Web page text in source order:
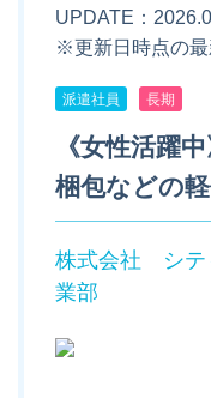
UPDATE：
※更新日時点の最
派遣社員 長期
《女性活躍
梱包などの
株式会社 シテ
業部